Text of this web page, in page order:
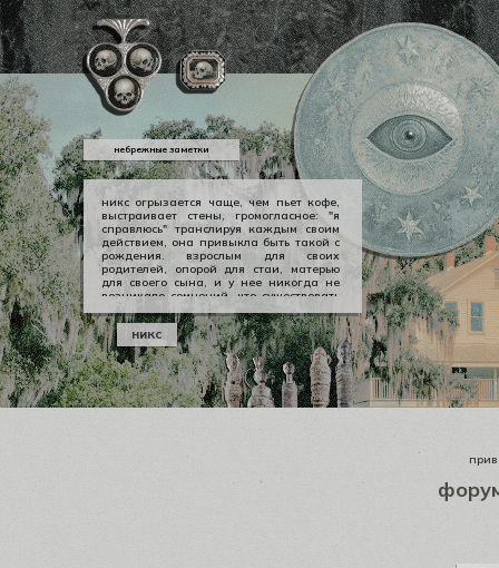
никс огрызается чаще, чем пьет кофе,
выстраивает стены, громогласное: "я
справлюсь" транслируя каждым своим
действием, она привыкла быть такой с
рождения. взрослым для своих
родителей, опорой для стаи, матерью
для своего сына, и у нее никогда не
возникало сомнений, что существовать
можно в принципе своем как-то иначе.
у никс опора — она сама, даже если
уже давно изломанная, совершенно
ненадежная, но помощи она просит
тогда, когда не остается уже выбора.
никс
небрежные заметки